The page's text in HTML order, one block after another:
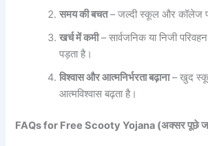
समय की बचत– जल्दी स्कूल और कॉलेज
खर्च में कमी– सार्वजनिक या निजी
पड़ता है।
विश्वास और आत्मनिर्भरता बढ़ाना– खुद
आत्मविश्वास बढ़ता है।
FAQs for Free Scooty Yojana (अक्सरपूछे